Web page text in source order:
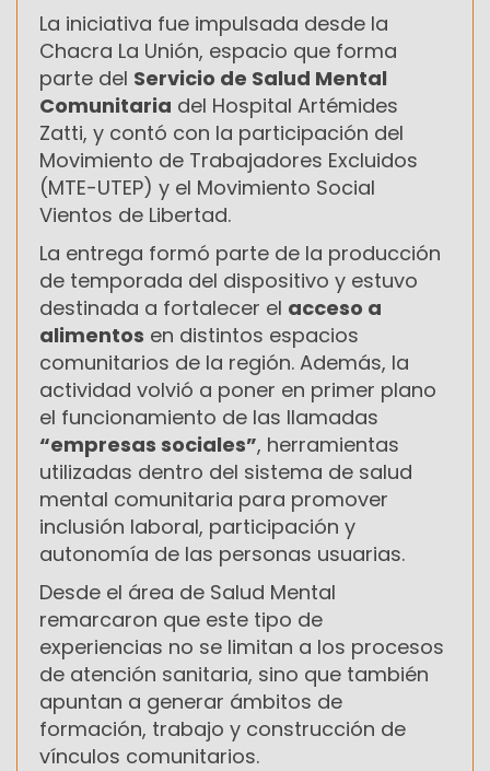
La iniciativa fue impulsada desde la
Chacra La Unión, espacio que forma
parte del Servicio de Salud Mental
Comunitaria del Hospital Artémides
Zatti, y contó con la participación del
Movimiento de Trabajadores Excluidos
(MTE-UTEP) y el Movimiento Social
Vientos de Libertad.
La entrega formó parte de la producción
de temporada del dispositivo y estuvo
destinada a fortalecer el acceso a
alimentos en distintos espacios
comunitarios de la región. Además, la
actividad volvió a poner en primer plano
el funcionamiento de las llamadas
“empresas sociales”, herramientas
utilizadas dentro del sistema de salud
mental comunitaria para promover
inclusión laboral, participación y
autonomía de las personas usuarias.
Desde el área de Salud Mental
remarcaron que este tipo de
experiencias no se limitan a los procesos
de atención sanitaria, sino que también
apuntan a generar ámbitos de
formación, trabajo y construcción de
vínculos comunitarios.